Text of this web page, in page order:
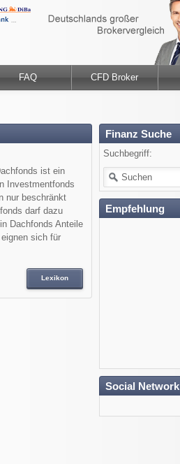
FAQ CFD Broker
ist ein
Investmentfonds
nur beschränkt
darf dazu
Dachfonds Anteile
sich für
Lexikon
Finanz Suche
Suchbegriff:
Empfehlung
Social Network